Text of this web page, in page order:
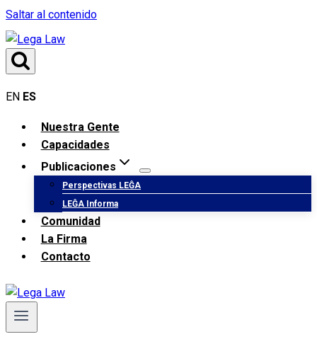
Saltar al contenido
EN ES
Nuestra Gente
Capacidades
Publicaciones
Perspectivas LEĜA
LEĜA Informa
Comunidad
La Firma
Contacto